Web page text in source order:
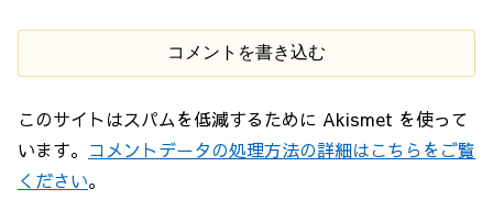
コメントを書き込む
このサイトはスパムを低減するために Akismet を使って
います。 コメントデータの処理方法の詳細はこちらをご覧
ください。